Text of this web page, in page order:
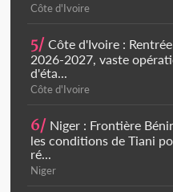
Côte d'Ivoire
5/ Côte d'Ivoire :
2026-2027, vaste
d'éta...
Côte d'Ivoire
6/ Niger : Frontière
les conditions de Tiani
ré...
Niger